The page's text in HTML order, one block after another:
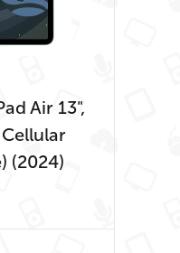
Air 13",
(2024)